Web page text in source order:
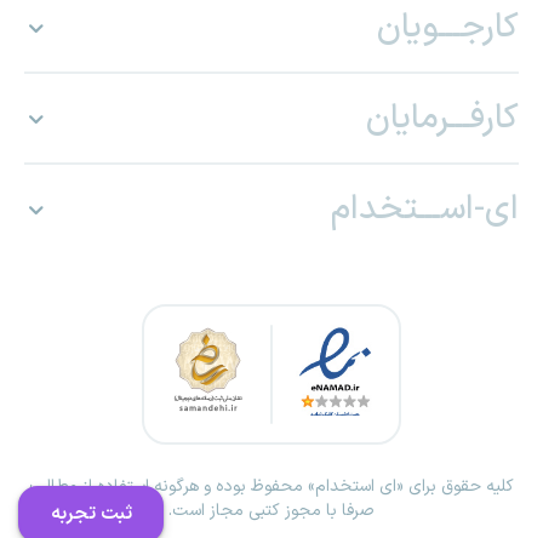
ثبت تجربه
کارجـــویان
کارفـــرمایان
ای-اســـتخدام
کلیه حقوق برای «ای استخدام» محفوظ بوده و هرگونه استفاده از مطالب
صرفا با مجوز کتبی مجاز است.